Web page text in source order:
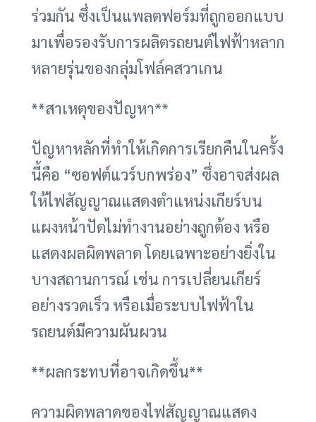
ร่วมกัน ซึ่งเป็นแพลตฟอร์มที่ถูกออกแบบ
มาเพื่อรองรับการผลิตรถยนต์ไฟฟ้าหลาก
หลายรุ่นของกลุ่มโฟล์คสวาเกน
**สาเหตุของปัญหา**
ปัญหาหลักที่ทำให้เกิดการเรียกคืนในครั้ง
นี้คือ “ซอฟต์แวร์บกพร่อง” ซึ่งอาจส่งผล
ให้ไฟสัญญาณแสดงตำแหน่งเกียร์บน
แผงหน้าปัดไม่ทำงานอย่างถูกต้อง หรือ
แสดงผลผิดพลาด โดยเฉพาะอย่างยิ่งใน
บางสถานการณ์ เช่น การเปลี่ยนเกียร์
อย่างรวดเร็ว หรือเมื่อระบบไฟฟ้าใน
รถยนต์มีความผันผวน
**ผลกระทบที่อาจเกิดขึ้น**
ความผิดพลาดของไฟสัญญาณแสดง